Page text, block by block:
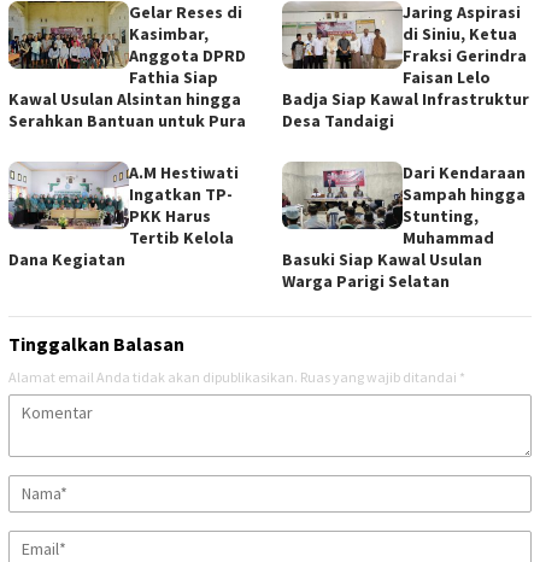
Gelar Reses di
Kasimbar,
Anggota DPRD
Fathia Siap
Kawal Usulan Alsintan hingga
Serahkan Bantuan untuk Pura
Jaring Aspirasi
di Siniu, Ketua
Fraksi Gerindra
Faisan Lelo
Badja Siap Kawal Infrastruktur
Desa Tandaigi
A.M Hestiwati
Ingatkan TP-
PKK Harus
Tertib Kelola
Dana Kegiatan
Dari Kendaraan
Sampah hingga
Stunting,
Muhammad
Basuki Siap Kawal Usulan
Warga Parigi Selatan
Tinggalkan Balasan
Alamat email Anda tidak akan dipublikasikan. Ruas yang wajib ditandai *